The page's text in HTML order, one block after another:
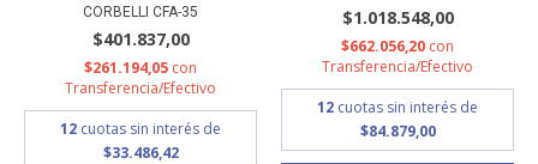
CORBELLI CFA-35
$401.837,00
$261.194,05 con
Transferencia/Efectivo
12 cuotas sin interés de
$33.486,42
$1.018.548,00
$662.056,20 con
Transferencia/Efectivo
12 cuotas sin interés de
$84.879,00